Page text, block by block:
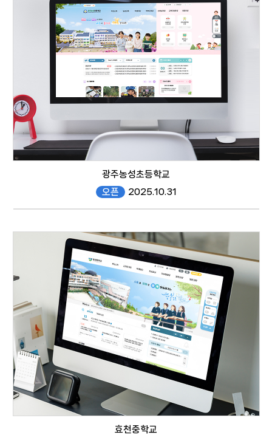
responsive web
responsive web
광주농성초등학교
오픈
2025.10.31
효천중학교